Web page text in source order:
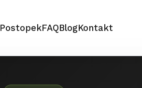
PostopekFAQBlogKontakt